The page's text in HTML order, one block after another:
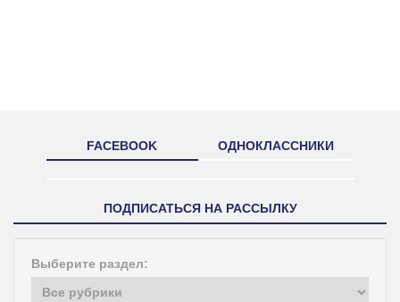
FACEBOOK ОДНОКЛАССНИКИ
ПОДПИСАТЬСЯ НА РАССЫЛКУ
Выберите раздел: